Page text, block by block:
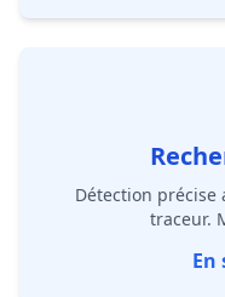
Détection précise
traceur.
En